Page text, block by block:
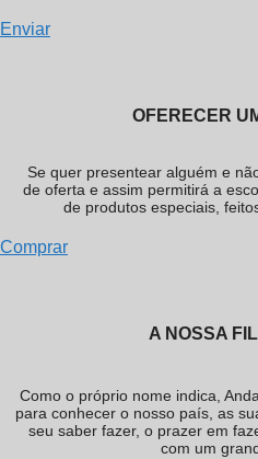
Enviar
OFERECER
Se quer presentear alguém e
de oferta e assim permitirá a
de produtos especiais,
Comprar
A NOSSA
Como o próprio nome indica,
para conhecer o nosso país, as
seu saber fazer, o prazer em
com um